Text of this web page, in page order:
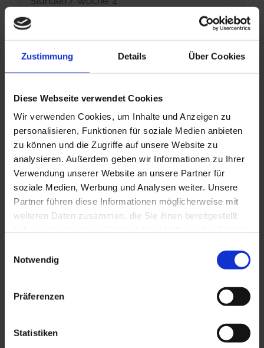
Zustimmung Details Über Cookies
Diese Webseite verwendet Cookies
Wir verwenden Cookies, um Inhalte und Anzeigen zu
personalisieren, Funktionen für soziale Medien anbieten
zu können und die Zugriffe auf unsere Website zu
analysieren. Außerdem geben wir Informationen zu Ihrer
Verwendung unserer Website an unsere Partner für
soziale Medien, Werbung und Analysen weiter. Unsere
Partner führen diese Informationen möglicherweise mit
weiteren Daten zusammen, die Sie ihnen bereitgestellt
Notwendig
Präferenzen
Statistiken
Uhrzeiten: Di und Do, 17.30 -19.00 Uhr
Wochentage: Di und Do
Deutschkurs zum Aufnahmetest deutsch
16. November 2026 bis 29. Januar 2027 in
Stunden / Woche: 15
Uhrzeiten: 14.00 – 16.15 Uhr